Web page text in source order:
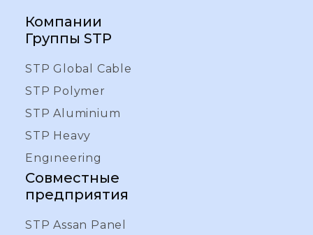
Компании
Группы STP
STP Global Cable
STP Polymer
STP Aluminium
STP Heavy
Engıneering
Совместные
предприятия
STP Assan Panel